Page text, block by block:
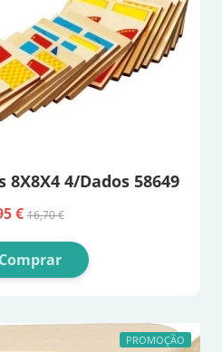
8X8X4 4/Dados 58649
€16,70 €
Comprar
PROMOÇÃO